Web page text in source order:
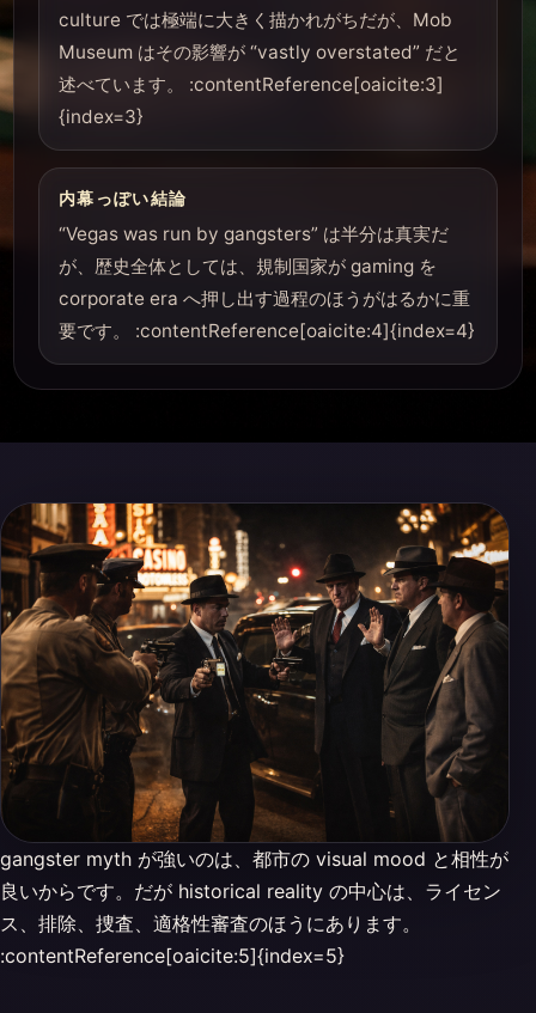
culture では極端に大きく描かれがちだが、Mob
Museum はその影響が “vastly overstated” だと
述べています。 :contentReference[oaicite:3]
{index=3}
内幕っぽい結論
“Vegas was run by gangsters” は半分は真実だ
が、歴史全体としては、規制国家が gaming を
corporate era へ押し出す過程のほうがはるかに重
要です。 :contentReference[oaicite:4]{index=4}
gangster myth が強いのは、都市の visual mood と相性が
良いからです。だが historical reality の中心は、ライセン
ス、排除、捜査、適格性審査のほうにあります。
:contentReference[oaicite:5]{index=5}